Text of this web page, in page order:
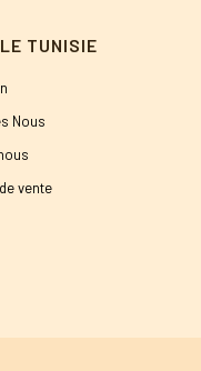
TUNISIE
Nous
vente